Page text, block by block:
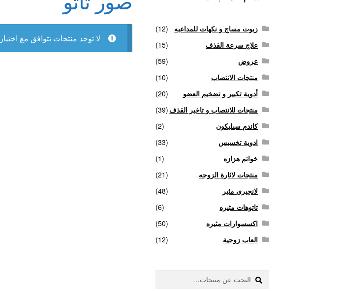
منتجات للانتصاب و تاخير القذف
لا توجد منتجات تتوافق مع
زيوت مساج و نكهات للمداعبه
(12)
علاج سرعة القذف
(15)
عروض
(59)
منتجات الانتصاب
(10)
أدوية تكبير و تضخيم العضو
(20)
منتجات للانتصاب و تاخير القذف (39)
كاندم سيليكون
(2)
ادوية تخسيس
(33)
خواتم هزازه
(1)
منتجات لاثارة الزوجه
(21)
لانجيري مثير
(48)
تاتوهات مثيره
(6)
اكسسوارات مثيره
(50)
العاب زوجية
(12)
البحث
عن:
بحث